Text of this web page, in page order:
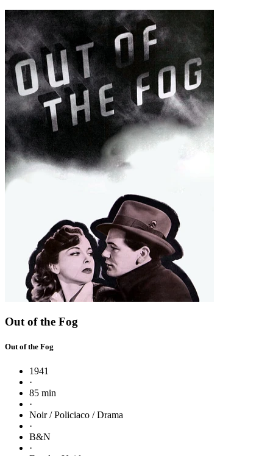
Out of the Fog
Out of the Fog
1941
·
85 min
·
Noir / Policiaco / Drama
·
B&N
·